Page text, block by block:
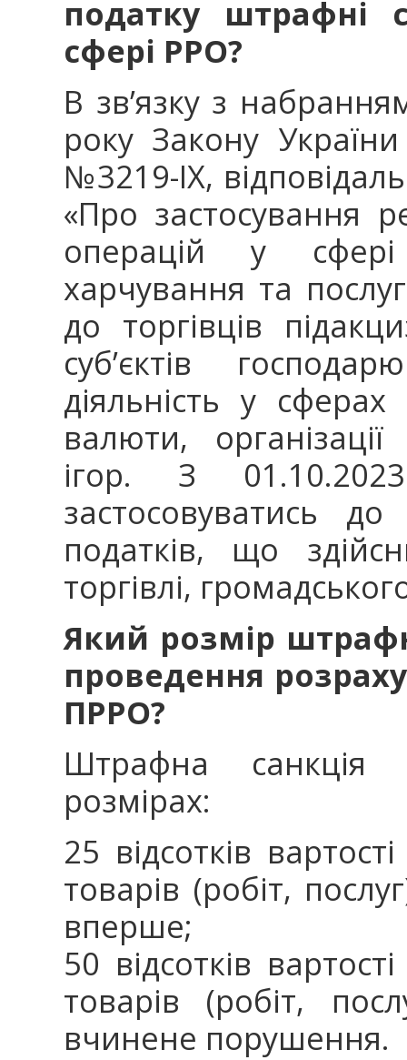
податку штрафні
сфері РРО?
В зв’язку з
року Закону
№3219-IX,
«Про застосування
операцій у сфері
харчування та
до торгівців
суб’єктів
діяльність у сферах
валюти,
ігор. З 01.10.2023
застосовуватись до
податків, що
торгівлі,
Який розмір
проведення
ПРРО?
Штрафна санкція
розмірах:
25 відсотків
товарів (робіт,
вперше;
50 відсотків
товарів (робіт,
вчинене порушення.